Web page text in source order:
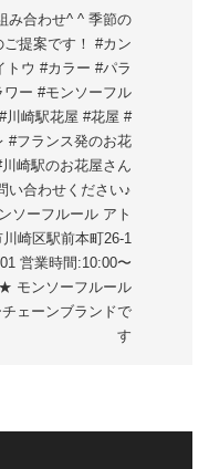
み合わせ^ ^ 季節の
提案です！ #カン
トウ #カラー #パラ
ー #モンソーフル
川崎駅花屋 #花屋 #
#フランス発のお花
崎駅のお花屋さん
い合わせください♪
フルール アト
崎区駅前本町26-1
営業時間:10:00〜
ソーフルール
ェーンブランドで
す